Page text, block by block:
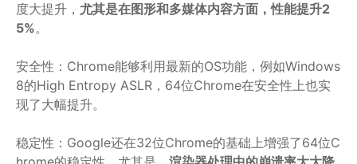
度大提升， 尤其是在图形和多媒体内容方面，性能提升2
5%。
安全性：Chrome能够利用最新的OS功能，例如Windows
8的High Entropy ASLR，64位Chrome在安全性上也实
现了大幅提升。
稳定性：Google还在32位Chrome的基础上增强了64位C